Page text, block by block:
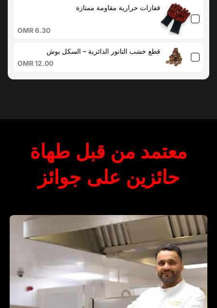
قفازات حرارية مقاومة ممتازة
OMR 6.30
قطع خشب التانور الدائرية – السكل بوش
OMR 12.00
معتمد من قبل طهاة
حائزين على جوائز